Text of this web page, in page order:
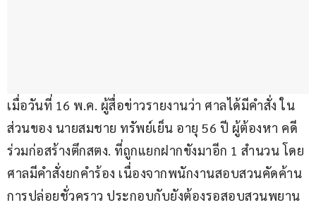
เมื่อวันที่ 16 พ.ค. ผู้สื่อข่าวรายงานว่า ศาลได้มีคำสั่ง ใน
ส่วนของ นายสมชาย ทรัพย์เย็น อายุ 56 ปี ผู้ต้องหา คดี
ร่วมก่อสร้างตึกสตง. ที่ถูกแยกฝากขังมาอีก 1 สำนวน โดย
ศาลมีคำสั่งยกคำร้อง เนื่องจากพนักงานสอบสวนคัดค้าน
การปล่อยชั่วคราว ประกอบกับยังต้องรอสอบสวนพยาน